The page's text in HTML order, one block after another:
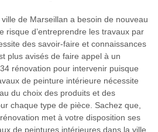
de Marseillan a besoin de nouveau
risque d’entreprendre les travaux par
des savoir-faire et connaissances
plus avisés de faire appel à un
rénovation pour intervenir puisque
de peinture intérieure nécessite
du choix des produits et des
chaque type de pièce. Sachez que,
met à votre disposition ses
de peintures intérieures dans la ville